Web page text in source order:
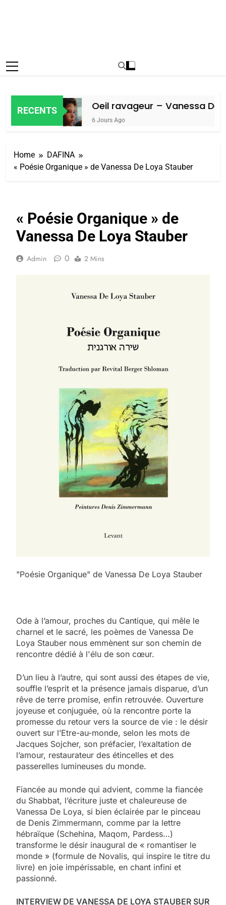
RECENTS Oeil ravageur – Vanessa De
6 Jours Ago
Home
DAFINA
« Poésie Organique » de Vanessa De Loya Stauber
« Poésie Organique » de
Vanessa De Loya Stauber
Admin 0 2 Mins
"Poésie Organique" de Vanessa De Loya Stauber
Ode à l’amour, proches du Cantique, qui mêle le
charnel et le sacré, les poèmes de Vanessa De
Loya Stauber nous emmènent sur son chemin de
rencontre dédié à l'élu de son cœur.
D’un lieu à l’autre, qui sont aussi des étapes de vie,
souffle l’esprit et la présence jamais disparue, d’un
rêve de terre promise, enfin retrouvée. Ouverture
joyeuse et conjuguée, où la rencontre porte la
promesse du retour vers la source de vie : le désir
ouvert sur l’Etre-au-monde, selon les mots de
Jacques Sojcher, son préfacier, l’exaltation de
l’amour, restaurateur des étincelles et des
passerelles lumineuses du monde.
Fiancée au monde qui advient, comme la fiancée
du Shabbat, l’écriture juste et chaleureuse de
Vanessa De Loya, si bien éclairée par le pinceau
de Denis Zimmermann, comme par la lettre
hébraïque (Schehina, Maqom, Pardess…)
transforme le désir inaugural de « romantiser le
monde » (formule de Novalis, qui inspire le titre du
livre) en joie impérissable, en chant infini et
passionné.
INTERVIEW DE VANESSA DE LOYA STAUBER SUR
5
2025, l’année la plus
meurtrière selon le
rapport d’ADL contre
l’antisémitisme
FRANCE ISRAÉL
6
FIÈRE, DIGNE ET RÉSILIENTE :
MA JUDAÏTE par Thérèse
Zrihen-Dvir
ISRAÉL JUDAISME
7
CE QUI NOUS MANQUE –
Jacques Hadida
JUDAISME
8